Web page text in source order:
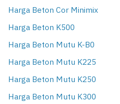
Harga Beton Cor Minimix
Harga Beton K500
Harga Beton Mutu K-B0
Harga Beton Mutu K225
Harga Beton Mutu K250
Harga Beton Mutu K300